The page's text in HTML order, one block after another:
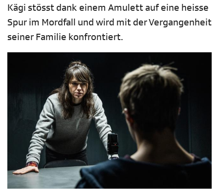
Kägi stösst dank einem Amulett auf eine heisse
Spur im Mordfall und wird mit der Vergangenheit
seiner Familie konfrontiert.